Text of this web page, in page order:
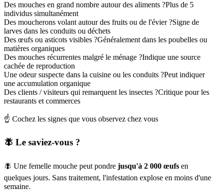
Des mouches en grand nombre autour des aliments ?Plus de 5
individus simultanément
Des moucherons volant autour des fruits ou de l'évier ?Signe de
larves dans les conduits ou déchets
Des œufs ou asticots visibles ?Généralement dans les poubelles ou
matières organiques
Des mouches récurrentes malgré le ménage ?Indique une source
cachée de reproduction
Une odeur suspecte dans la cuisine ou les conduits ?Peut indiquer
une accumulation organique
Des clients / visiteurs qui remarquent les insectes ?Critique pour les
restaurants et commerces
☝️ Cochez les signes que vous observez chez vous
🪰 Le saviez-vous ?
🪰 Une femelle mouche peut pondre jusqu'à 2 000 œufs en
quelques jours. Sans traitement, l'infestation explose en moins d'une
semaine.